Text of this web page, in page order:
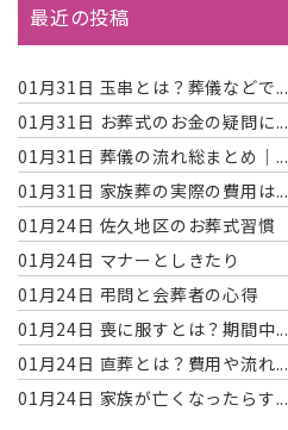
最近の投稿
01月31日 玉串とは？葬儀などで...
01月31日 お葬式のお金の疑問に...
01月31日 葬儀の流れ総まとめ｜...
01月31日 家族葬の実際の費用は...
01月24日 佐久地区のお葬式習慣
01月24日 マナーとしきたり
01月24日 弔問と会葬者の心得
01月24日 喪に服すとは？期間中...
01月24日 直葬とは？費用や流れ...
01月24日 家族が亡くなったらす...